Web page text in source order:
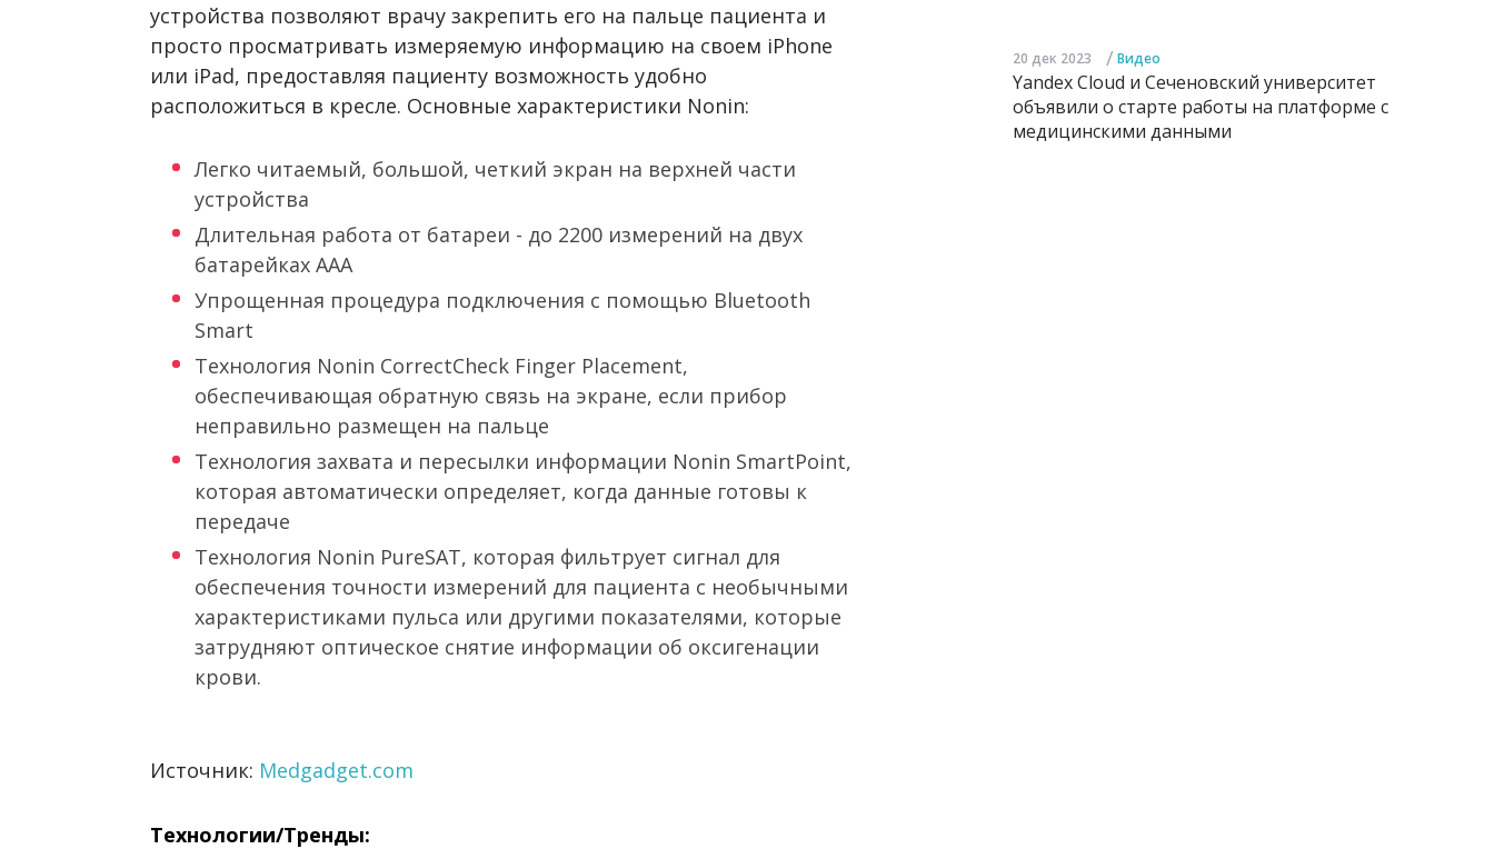
устройства позволяют врачу закрепить его на пальце пациента и
просто просматривать измеряемую информацию на своем iPhone
или iPad, предоставляя пациенту возможность удобно
расположиться в кресле. Основные характеристики Nonin:
Легко читаемый, большой, четкий экран на верхней части
устройства
Длительная работа от батареи - до 2200 измерений на двух
батарейках AAA
Упрощенная процедура подключения с помощью Bluetooth
Smart
Технология Nonin CorrectCheck Finger Placement,
обеспечивающая обратную связь на экране, если прибор
неправильно размещен на пальце
Технология захвата и пересылки информации Nonin SmartPoint,
которая автоматически определяет, когда данные готовы к
передаче
Технология Nonin PureSAT, которая фильтрует сигнал для
обеспечения точности измерений для пациента с необычными
характеристиками пульса или другими показателями, которые
затрудняют оптическое снятие информации об оксигенации
крови.
Источник: Medgadget.com
Технологии/Тренды:
20 дек 2023 / Видео
Yandex Cloud и Сеченовский университет
объявили о старте работы на платформе с
медицинскими данными